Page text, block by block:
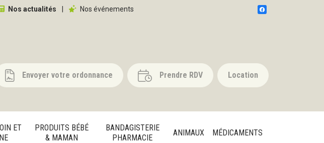
Nos actualités Nos événements
Envoyer votre ordonnance Prendre RDV Location
ET
PRODUITS BÉBÉ
& MAMAN
BANDAGISTERIE
PHARMACIE
ANIMAUX MÉDICAMENTS